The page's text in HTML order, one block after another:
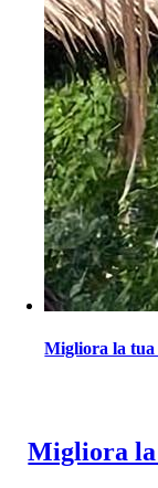
Migliora la tua
Migliora la